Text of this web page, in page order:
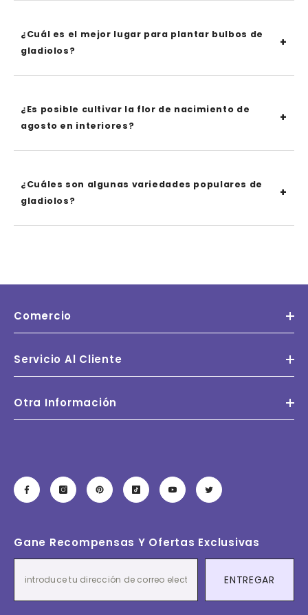
¿Cuál es el mejor lugar para plantar bulbos de
gladiolos?
¿Es posible cultivar la flor de nacimiento de
agosto en interiores?
¿Cuáles son algunas variedades populares de
gladiolos?
Comercio
Servicio Al Cliente
Otra Información
Gane Recompensas Y Ofertas Exclusivas
ENTREGAR